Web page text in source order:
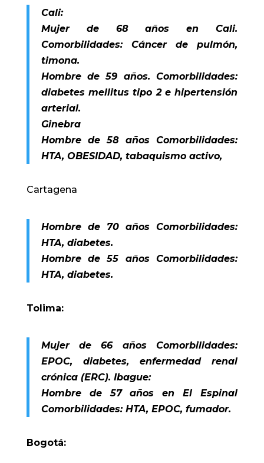
Cali:
Mujer de 68 años en Cali.
Comorbilidades: Cáncer de pulmón,
timona.
Hombre de 59 años. Comorbilidades:
diabetes mellitus tipo 2 e hipertensión
arterial.
Ginebra
Hombre de 58 años Comorbilidades:
HTA, OBESIDAD, tabaquismo activo,
Cartagena
Hombre de 70 años Comorbilidades:
HTA, diabetes.
Hombre de 55 años Comorbilidades:
HTA, diabetes.
Tolima:
Mujer de 66 años Comorbilidades:
EPOC, diabetes, enfermedad renal
crónica (ERC). Ibague:
Hombre de 57 años en El Espinal
Comorbilidades: HTA, EPOC, fumador.
Bogotá: